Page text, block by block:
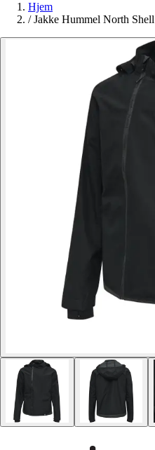
Hjem
/ Jakke Hummel North Shell